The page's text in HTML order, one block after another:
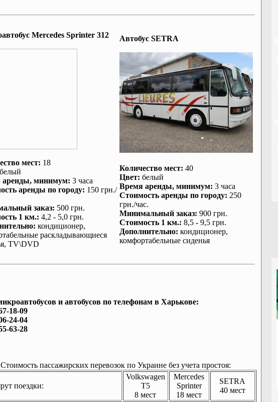
Mеrcedes Sprinter 312
мест: 18
белый
аренды, минимум: 3 часа
аренды по городу: 150 грн./
заказ: 500 грн.
1 км.: 4,2 - 5,0 грн.
: кондиционер,
раскладывающиеся
TV\DVD
Автобус SETRA
Количество мест: 40
Цвет: белый
Время аренды, минимум: 3 часа
Стоимость аренды по городу: 250
грн./час.
Минимальный заказ: 900 грн.
Стоимость 1 км.: 8,5 - 9,5 грн.
Дополнительно: кондиционер,
комфортабельные сиденья
и автобусов по телефонам в Харькове:
18-09
24-04
63-28
Стоимость пассажирских перевозок по Украине без учета простоя:
поездки:
Volkswagen
T5
8 мест
Mercedes
Sprinter
18 мест
SETRA
40 мест